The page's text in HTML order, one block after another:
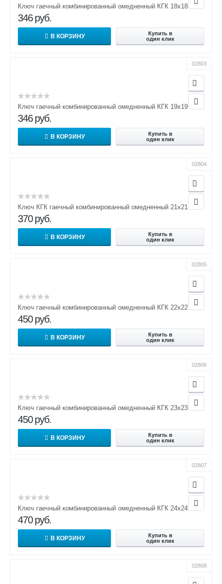
Ключ гаечный комбинированный омедненный КГК 18х18
346 руб.
В КОРЗИНУ
Купить в
один клик
02803
Ключ гаечный комбинированный омедненный КГК 19х19
346 руб.
В КОРЗИНУ
Купить в
один клик
02804
Ключ КГК гаечный комбинированный омедненный 21х21
370 руб.
В КОРЗИНУ
Купить в
один клик
02805
Ключ гаечный комбинированный омедненный КГК 22х22
450 руб.
В КОРЗИНУ
Купить в
один клик
02806
Ключ гаечный комбинированный омедненный КГК 23х23
450 руб.
В КОРЗИНУ
Купить в
один клик
02807
Ключ гаечный комбинированный омедненный КГК 24х24
470 руб.
В КОРЗИНУ
Купить в
один клик
02808